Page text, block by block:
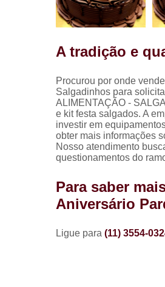
A tradição e
Procurou por onde
Salgadinhos para
ALIMENTAÇÃO -
e kit festa salgados. A
investir em
obter mais informações
Nosso atendimento
questionamentos do
Para saber
Aniversário
Ligue para (11) 3554-